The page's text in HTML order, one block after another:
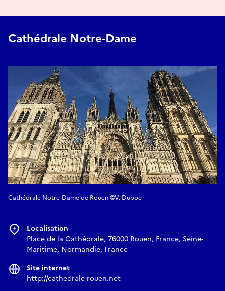
Cathédrale Notre-Dame
Cathédrale Notre-Dame de Rouen ©V. Duboc
Localisation
Place de la Cathédrale, 76000 Rouen, France, Seine-
Maritime, Normandie, France
Site internet
http://cathedrale-rouen.net